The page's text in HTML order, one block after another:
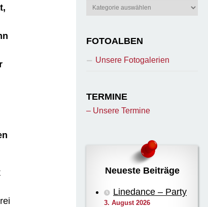
Berichte
FOTOALBEN
Unsere Fotogalerien
TERMINE
– Unsere Termine
Neueste Beiträge
Linedance – Party
3. August 2026